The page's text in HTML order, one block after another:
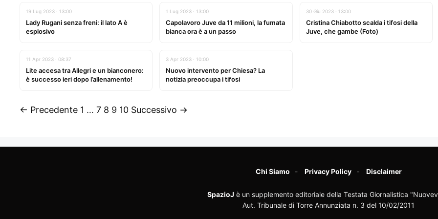
19 Lug 2023 · 13:00
Lady Rugani senza freni: il lato A è
esplosivo
1 Lug 2023 · 13:00
Capolavoro Juve da 11 milioni, la fumata
bianca ora è a un passo
30 Giu 2023 · 13:00
Cristina Chiabotto scalda i tifosi della
Juve, che gambe (Foto)
11 Apr 2023 · 08:37
Lite accesa tra Allegri e un bianconero:
è successo ieri dopo l’allenamento!
3 Apr 2023 · 10:00
Nuovo intervento per Chiesa? La
notizia preoccupa i tifosi
← Precedente 1 … 7 8 9 10 Successivo →
Chi Siamo Privacy Policy Disclaimer
SpazioJ è un supplemento editoriale della Testata Giornalistica
Aut. Tribunale di Torre Annunziata n. 3 del 10/02/2011